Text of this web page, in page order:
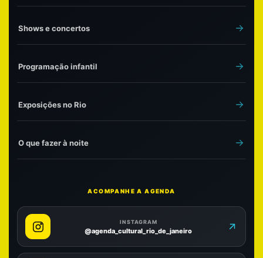
Shows e concertos
Programação infantil
Exposições no Rio
O que fazer à noite
ACOMPANHE A AGENDA
INSTAGRAM
@agenda_cultural_rio_de_janeiro